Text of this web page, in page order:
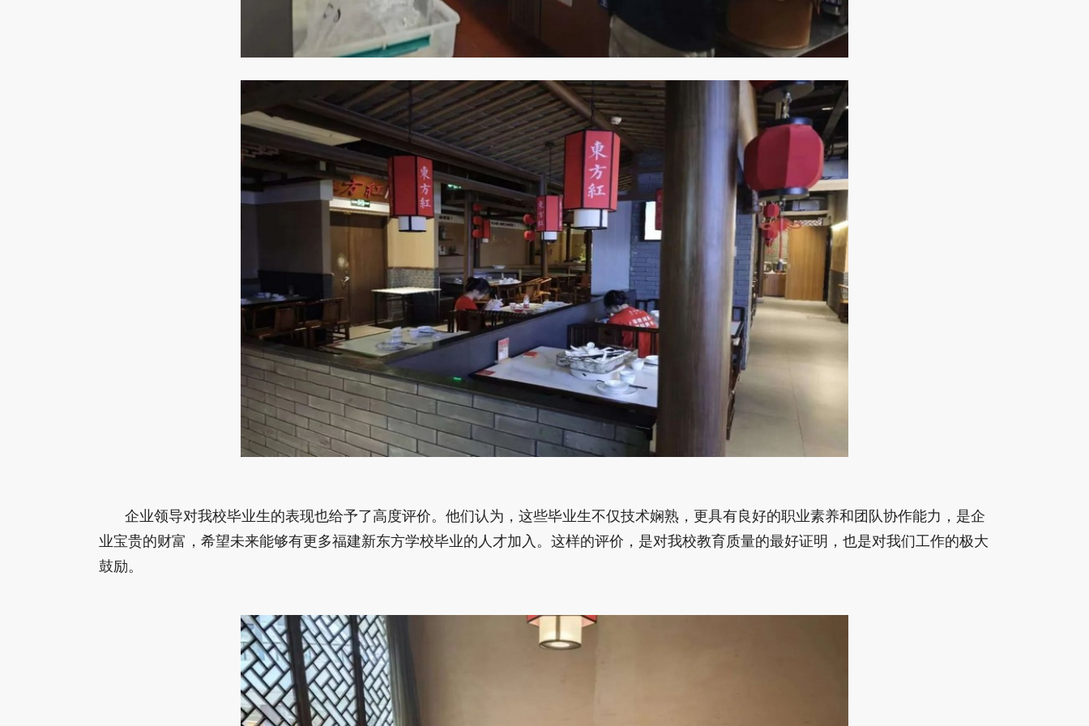
企业领导对我校毕业生的表现也给予了高度评价。他们认为，这些毕业生不仅技术娴熟，更具有良好的职业素养和团队协作能力，是企
业宝贵的财富，希望未来能够有更多福建新东方学校毕业的人才加入。这样的评价，是对我校教育质量的最好证明，也是对我们工作的极大
鼓励。